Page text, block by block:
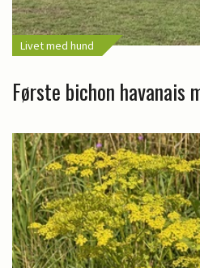
Livet med hund
Første bichon havanais